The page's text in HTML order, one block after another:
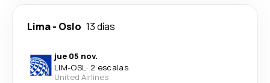
Lima- Oslo 13 días
jue 05 nov.
LIM-OSL· 2 escalas
United Airlines